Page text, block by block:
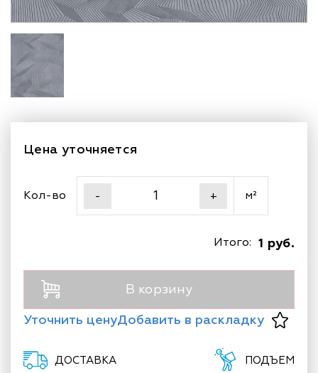
Цена уточняется
Кол-во - + м²
1 руб.
Итого:
В корзину
Уточнить ценуДобавить в раскладку
ДОСТАВКА ПОДЪЕМ